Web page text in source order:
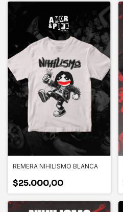
REMERA NIHILISMO BLANCA
$25.000,00